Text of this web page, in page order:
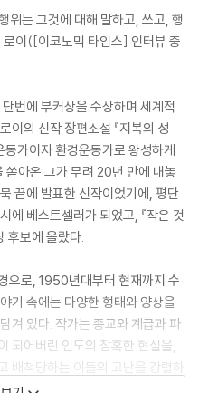
위는 그것에 대해 말하고, 쓰고, 행
이([이코노믹 타임스] 인터뷰 중
번에 부커상을 수상하며 세계적
이의 신작 장편소설 『지복의 성
동가이자 환경운동가로 왕성하게
아온 그가 무려 20년 만에 내놓
끝에 발표한 신작이었기에, 평단
에 베스트셀러가 되었고, 『작은 것
후보에 올랐다.
으로, 1950년대부터 현재까지 수
기 속에는 다양한 형태와 양상을
겨 있다. 작가는 종교와 계급과 파
되어버린 인도의 참혹한 현실을,
배척당하는 이들의 고난을 강렬하
. 그러나 작가가 분열로 고통받는